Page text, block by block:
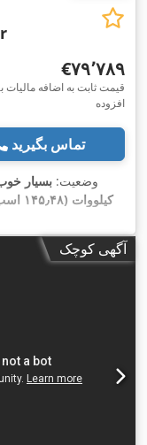
‎€۷۹٬۷۸۹
قیمت ثابت به اضافه مالیات
افزوده
تماس بگیرید
وضعیت: بسیار
کیلووات (۱۴۵٫۴۸ اسب بخار)
آگهی کوچک